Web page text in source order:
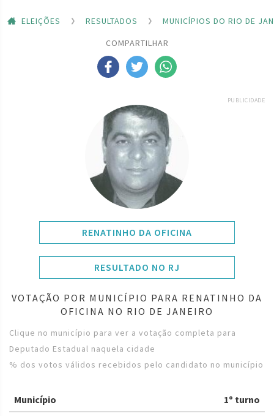
ELEIÇÕES RESULTADOS
MUNICÍPIOS DO RIO DE
COMPARTILHAR
PUBLICIDADE
RENATINHO DA OFICINA
RESULTADO NO RJ
VOTAÇÃO POR MUNICÍPIO PARA RENATINHO DA
OFICINA NO RIO DE JANEIRO
Clique no município para ver a votação completa para
Deputado Estadual naquela cidade
% dos votos válidos recebidos pelo candidato no município
Município 1º turno